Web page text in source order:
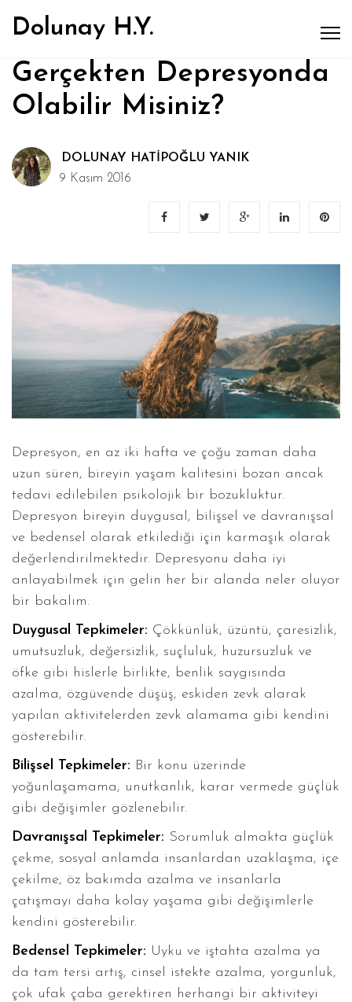
Dolunay H.Y.
Gerçekten Depresyonda
Olabilir Misiniz?
DOLUNAY HATIPOĞLU YANIK
9 Kasım 2016
Depresyon, en az iki hafta ve çoğu zaman daha
uzun süren, bireyin yaşam kalitesini bozan ancak
tedavi edilebilen psikolojik bir bozukluktur.
Depresyon bireyin duygusal, bilişsel ve davranışsal
ve bedensel olarak etkilediği için karmaşık olarak
değerlendirilmektedir. Depresyonu daha iyi
anlayabilmek için gelin her bir alanda neler oluyor
bir bakalım.
Duygusal Tepkimeler: Çökkünlük, üzüntü, çaresizlik,
umutsuzluk, değersizlik, suçluluk, huzursuzluk ve
öfke gibi hislerle birlikte, benlik saygısında
azalma, özgüvende düşüş, eskiden zevk alarak
yapılan aktivitelerden zevk alamama gibi kendini
gösterebilir.
Bilişsel Tepkimeler: Bir konu üzerinde
yoğunlaşamama, unutkanlık, karar vermede güçlük
gibi değişimler gözlenebilir.
Davranışsal Tepkimeler: Sorumluk almakta güçlük
çekme, sosyal anlamda insanlardan uzaklaşma, içe
çekilme, öz bakımda azalma ve insanlarla
çatışmayı daha kolay yaşama gibi değişimlerle
kendini gösterebilir.
Bedensel Tepkimeler: Uyku ve iştahta azalma ya
da tam tersi artış, cinsel istekte azalma, yorgunluk,
çok ufak çaba gerektiren herhangi bir aktiviteyi